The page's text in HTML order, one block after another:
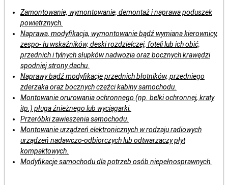
Zamontowanie, wymontowanie, demontaż i naprawa poduszek
powietrznych.
Naprawa, modyfikacja, wymontowanie bądź wymiana kierownicy,
zespo- łu wskaźników, deski rozdzielczej, foteli lub ich obić,
przednich i tylnych słupków nadwozia oraz bocznych krawędzi
spodniej strony dachu.
Naprawy bądź modyfikacje przednich błotników, przedniego
zderzaka oraz bocznych częźci kabiny samochodu.
Montowanie orurowania ochronnego (np. belki ochronnej, kraty
itp.) pługa źnieżnego lub wyciągarki.
Przeróbki zawieszenia samochodu.
Montowanie urządzeń elektronicznych w rodzaju radiowych
urządzeń nadawczo-odbiorczych lub odtwarzaczy płyt
kompaktowych.
Modyfikacje samochodu dla potrzeb osób niepełnosprawnych.